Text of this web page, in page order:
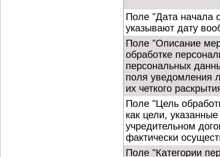
Поле "Дата начала
указывают дату
Поле "Описание
обработке
персональных
поля уведомления
их четкого
Поле "Цель
как цели,
учредительном
фактически
Поле "Категории